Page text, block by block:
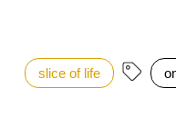
slice of life